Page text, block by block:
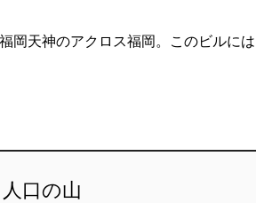
岡天神のアクロス福岡。このビルには
口の山